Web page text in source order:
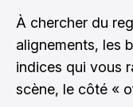
À chercher du
alignements, les
indices qui vous
scène, le côté «